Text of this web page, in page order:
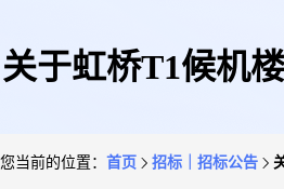
关于虹桥T1候机
您当前的位置： 首页 招标｜招标公告